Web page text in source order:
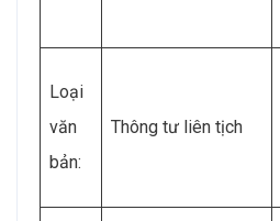
Loại
văn
bản:
Thông tư liên tịch